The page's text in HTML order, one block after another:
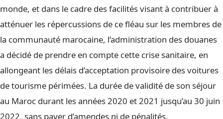
monde, et dans le cadre des facilités visant à contribuer à
atténuer les répercussions de ce fléau sur les membres de
la communauté marocaine, l’administration des douanes
a décidé de prendre en compte cette crise sanitaire, en
allongeant les délais d’acceptation provisoire des voitures
de tourisme périmées. La durée de validité de son séjour
au Maroc durant les années 2020 et 2021 jusqu’au 30 juin
2022, sans payer d’amendes ni de pénalités.